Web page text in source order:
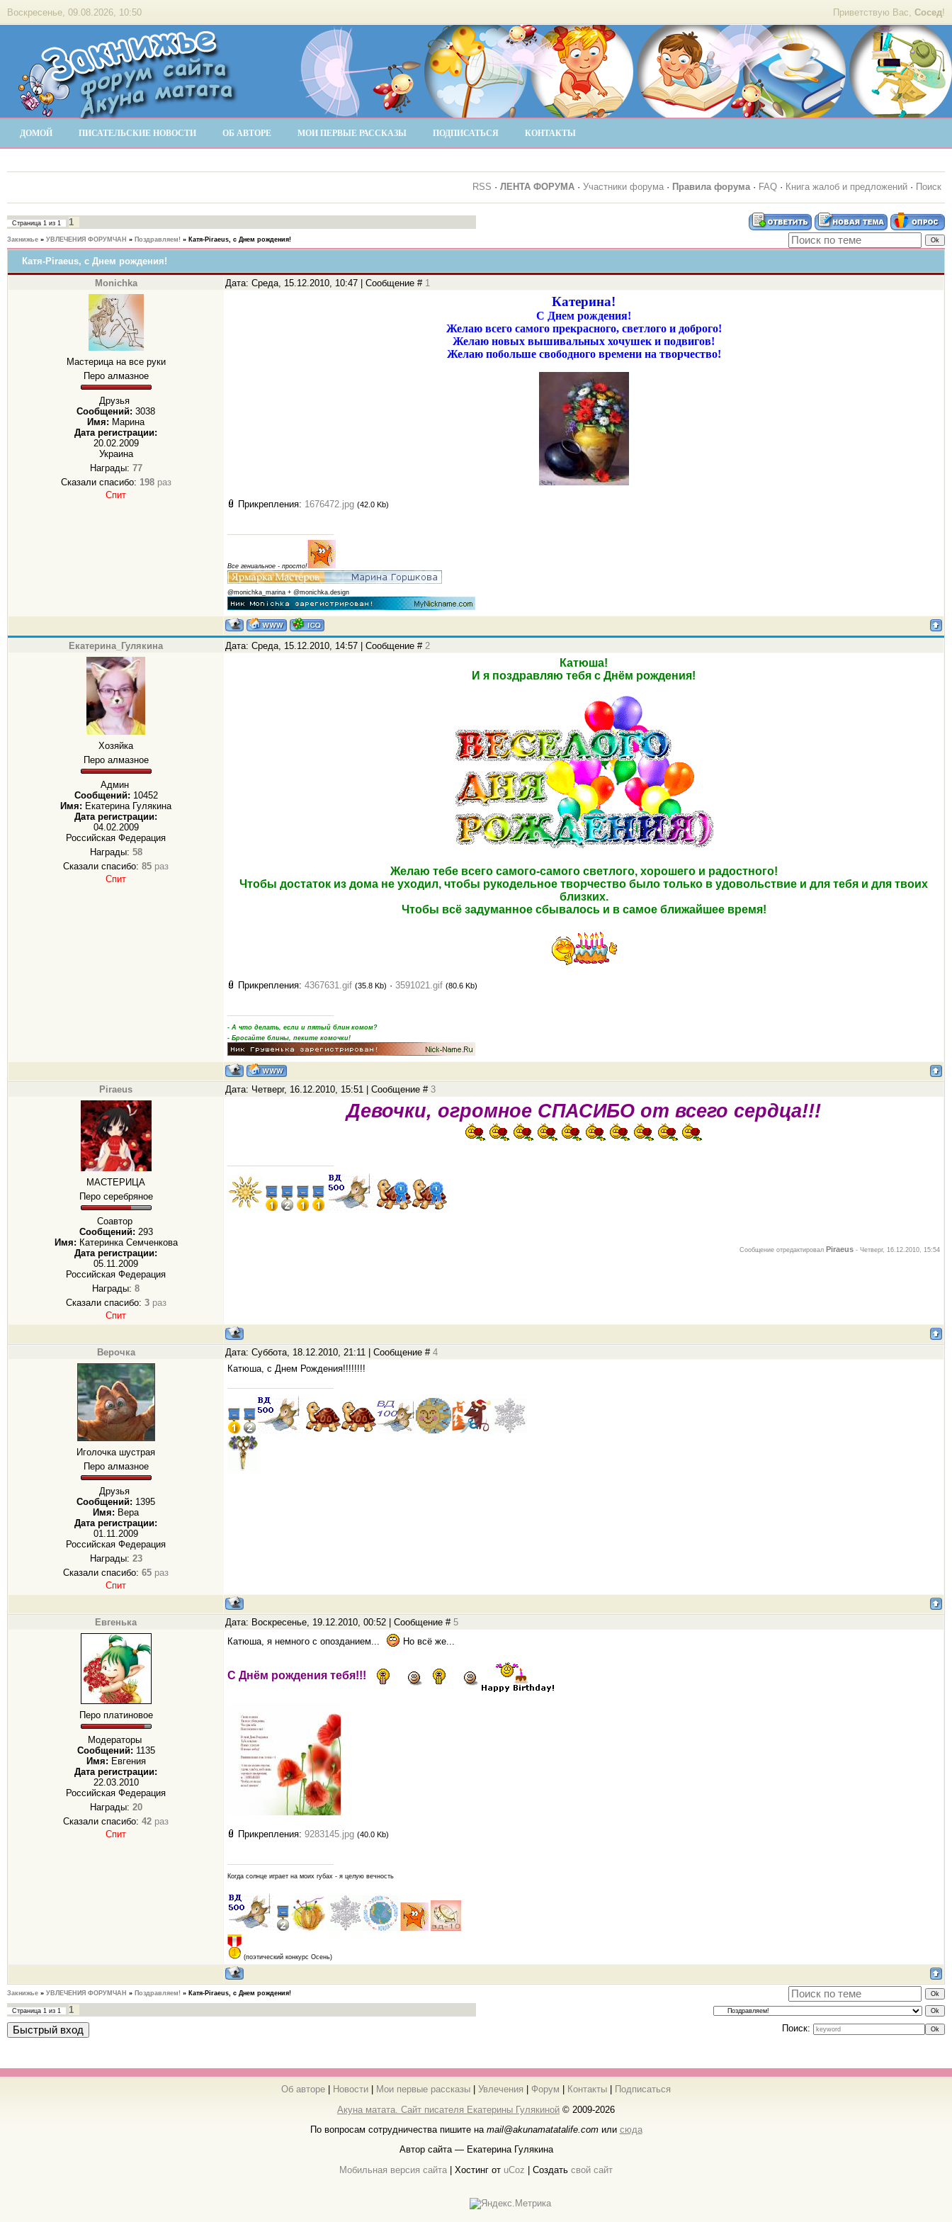
Приветствую Вас, Сосед!
Воскресенье, 09.08.2026, 10:50
ДОМОЙ ПИСАТЕЛЬСКИЕ НОВОСТИ ОБ АВТОРЕ МОИ ПЕРВЫЕ РАССКАЗЫ ПОДПИСАТЬСЯ КОНТАКТЫ
RSS · ЛЕНТА ФОРУМА · Участники форума · Правила форума· FAQ · Книга жалоб и предложений · Поиск
Страница 1 из 1 1
Закнижье » УВЛЕЧЕНИЯ ФОРУМЧАН » Поздравляем! » Катя-Piraeus, с Днем рождения!
Катя-Piraeus, с Днем рождения!
Monichka Дата: Среда, 15.12.2010, 10:47 | Сообщение # 1
Мастерица на все руки
Перо алмазное
Друзья
Сообщений: 3038
Имя: Марина
Дата регистрации:
20.02.2009
Украина
Награды: 77
Сказали спасибо: 198раз
Спит
Катерина!
С Днем рождения!
Желаю всего самого прекрасного, светлого и доброго!
Желаю новых вышивальных хочушек и подвигов!
Желаю побольше свободного времени на творчество!
Прикрепления: 1676472.jpg (42.0 Kb)
Все гениальное - просто!
@monichka_marina + @monichka.design
Екатерина_Гулякина Дата: Среда, 15.12.2010, 14:57 | Сообщение # 2
Хозяйка
Перо алмазное
Админ
Сообщений: 10452
Имя: Екатерина Гулякина
Дата регистрации:
04.02.2009
Российская Федерация
Награды: 58
Сказали спасибо: 85 раз
Спит
Катюша!
И я поздравляю тебя с Днём рождения!
Желаю тебе всего самого-самого светлого, хорошего и радостного!
Чтобы достаток из дома не уходил, чтобы рукодельное творчество было только в удовольствие и для тебя и для твоих
близких.
Чтобы всё задуманное сбывалось и в самое ближайшее время!
Прикрепления: 4367631.gif (35.8 Kb) · 3591021.gif (80.6 Kb)
- А что делать, если и пятый блин комом?
- Бросайте блины, пеките комочки!
Piraeus Дата: Четверг, 16.12.2010, 15:51 | Сообщение # 3
МАСТЕРИЦА
Перо серебряное
Соавтор
Сообщений: 293
Имя: Катеринка Семченкова
Дата регистрации:
05.11.2009
Российская Федерация
Награды: 8
Сказали спасибо: 3раз
Спит
Девочки, огромное СПАСИБО от всего сердца!!!
Сообщение отредактировал Piraeus - Четверг, 16.12.2010, 15:54
Верочка Дата: Суббота, 18.12.2010, 21:11 | Сообщение # 4
Иголочка шустрая
Перо алмазное
Друзья
Сообщений: 1395
Имя: Вера
Дата регистрации:
01.11.2009
Российская Федерация
Награды: 23
Сказали спасибо: 65 раз
Спит
Катюша, с Днем Рождения!!!!!!!!
Евгенька Дата: Воскресенье, 19.12.2010, 00:52 | Сообщение # 5
Перо платиновое
Модераторы
Сообщений: 1135
Имя: Евгения
Дата регистрации:
22.03.2010
Российская Федерация
Награды: 20
Сказали спасибо: 42 раз
Спит
Катюша, я немного с опозданием... Но всё же...
С Днём рождения тебя!!!
Прикрепления: 9283145.jpg (40.0 Kb)
Когда солнце играет на моих губах - я целую вечность
(поэтический конкурс Осень)
Закнижье » УВЛЕЧЕНИЯ ФОРУМЧАН » Поздравляем! » Катя-Piraeus, с Днем рождения!
Страница 1 из 1
1
Поиск:
Об авторе Новости Мои первые рассказы Увлечения Форум Контакты
Подписаться
Акуна матата. Сайт писателя Екатерины Гулякиной © 2009-2026
По вопросам сотрудничества пишите на mail@akunamatatalife.comили сюда
Автор сайта — Екатерина Гулякина
Мобильная версия сайта | Хостинг от uCoz | Создать свой сайт